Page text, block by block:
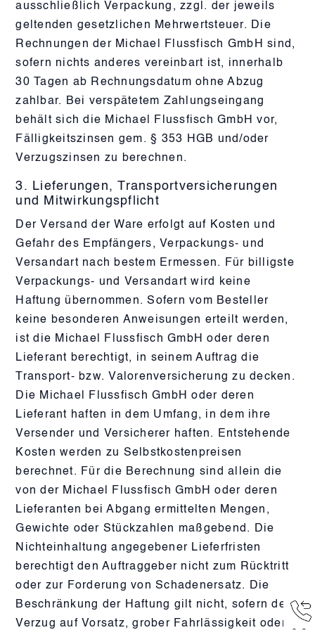
ausschließlich Verpackung, zzgl. der jeweils
geltenden gesetzlichen Mehrwertsteuer. Die
Rechnungen der Michael Flussfisch GmbH sind,
sofern nichts anderes vereinbart ist, innerhalb
30 Tagen ab Rechnungsdatum ohne Abzug
zahlbar. Bei verspätetem Zahlungseingang
behält sich die Michael Flussfisch GmbH vor,
Fälligkeitszinsen gem. § 353 HGB und/oder
Verzugszinsen zu berechnen.
3. Lieferungen, Transportversicherungen
und Mitwirkungspflicht
Der Versand der Ware erfolgt auf Kosten und
Gefahr des Empfängers, Verpackungs- und
Versandart nach bestem Ermessen. Für billigste
Verpackungs- und Versandart wird keine
Haftung übernommen. Sofern vom Besteller
keine besonderen Anweisungen erteilt werden,
ist die Michael Flussfisch GmbH oder deren
Lieferant berechtigt, in seinem Auftrag die
Transport- bzw. Valorenversicherung zu decken.
Die Michael Flussfisch GmbH oder deren
Lieferant haften in dem Umfang, in dem ihre
Versender und Versicherer haften. Entstehende
Kosten werden zu Selbstkostenpreisen
berechnet. Für die Berechnung sind allein die
von der Michael Flussfisch GmbH oder deren
Lieferanten bei Abgang ermittelten Mengen,
Gewichte oder Stückzahlen maßgebend. Die
Nichteinhaltung angegebener Lieferfristen
berechtigt den Auftraggeber nicht zum Rücktritt
oder zur Forderung von Schadenersatz. Die
Beschränkung der Haftung gilt nicht, sofern der
Verzug auf Vorsatz, grober Fahrlässigkeit oder